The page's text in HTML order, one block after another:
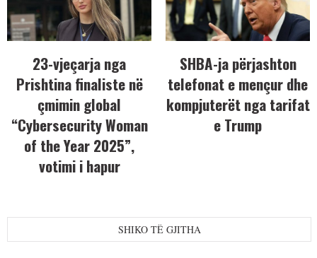
23-vjeçarja nga
Prishtina finaliste në
çmimin global
“Cybersecurity Woman
of the Year 2025”,
votimi i hapur
SHBA-ja përjashton
telefonat e mençur dhe
kompjuterët nga tarifat
e Trump
SHIKO TË GJITHA